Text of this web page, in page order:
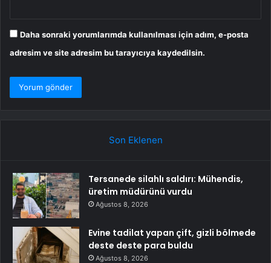
Daha sonraki yorumlarımda kullanılması için adım, e-posta
adresim ve site adresim bu tarayıcıya kaydedilsin.
Son Eklenen
Tersanede silahlı saldırı: Mühendis,
üretim müdürünü vurdu
Ağustos 8, 2026
Evine tadilat yapan çift, gizli bölmede
deste deste para buldu
Ağustos 8, 2026